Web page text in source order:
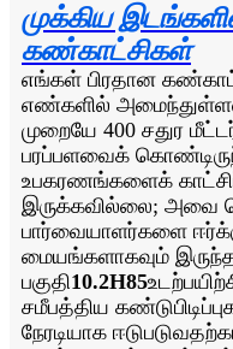
முக்கிய
கண்காட்சிகள்
எங்கள் பிரதான
எண்களில்
முறையே 400 சதுர
பரப்பளவைக்
உபகரணங்களைக்
இருக்கவில்லை; அவை
பார்வையாளர்களை
மையங்களாகவும்
பகுதி10.2H85
சமீபத்திய
நேரடியாக